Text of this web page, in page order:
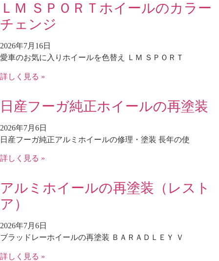
ＬＭ ＳＰＯＲＴホイールのカラー
チェンジ
2026年7月16日
愛車のお気に入りホイールを色替え ＬＭ ＳＰＯＲＴ
詳しく見る »
日産フーガ純正ホイールの再塗装
2026年7月6日
日産フーガ純正アルミホイールの修理・塗装 長年の使
詳しく見る »
アルミホイールの再塗装（レスト
ア）
2026年7月6日
ブラッドレーホイールの再塗装 ＢＡＲＡＤＬＥＹ Ｖ
詳しく見る »